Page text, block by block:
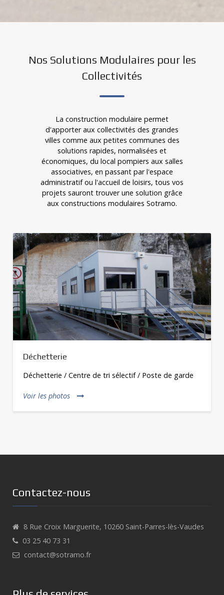
Nos Solutions Modulaires pour les
Collectivités
La construction modulaire permet
d'apporter aux collectivités des grandes
villes comme aux petites communes des
solutions rapides, normalisées et
économiques, du local pompiers aux salles
associatives, en passant par l'espace
administratif ou l'accueil de loisirs, tous vos
projets sauront trouver une solution grâce
aux constructions modulaires Sotramo.
Vestiaires sportifs
Espace sportif / Vestiaires - Club house / Salle
Contactez-nous
8 Rue Croix Marguerite, 10260 Saint-Parres-lès-Vaudes
03 25 40 73 31
contact@sotramo.fr